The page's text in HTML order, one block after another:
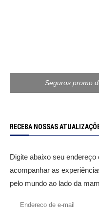
Seguros promo
RECEBA NOSSAS
Digite abaixo seu
acompanhar as
pelo mundo ao lado da